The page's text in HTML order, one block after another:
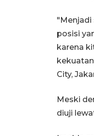
"Menjadi
posisi
karena
City,
Meski
diuji